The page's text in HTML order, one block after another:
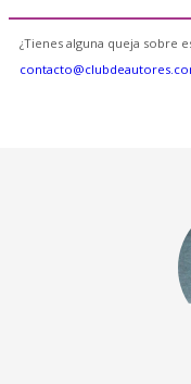
¿Tienes alguna queja sobre